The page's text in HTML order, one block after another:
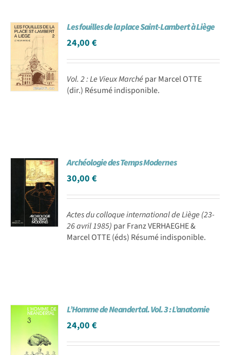
Les fouilles de la place Saint-Lambert à Liège
24,00€
Vol. 2 : Le Vieux Marchépar Marcel OTTE
(dir.) Résumé indisponible.
Archéologie des Temps Modernes
30,00€
Actes du colloque international de Liège (23-
26 avril 1985) par Franz VERHAEGHE &
Marcel OTTE (éds) Résumé indisponible.
L’Homme de Neandertal. Vol. 3 : L’anatomie
24,00€